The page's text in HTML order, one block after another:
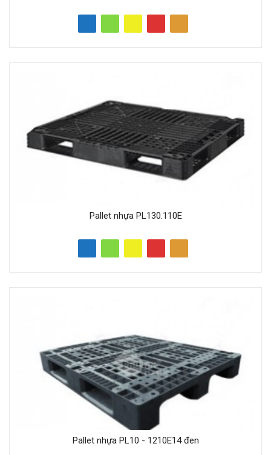
Pallet nhựa PL130.110E
Pallet nhựa PL10 - 1210E14 đen